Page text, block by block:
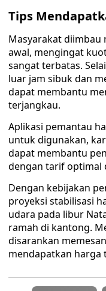
Tips
Masyarakat diimbau
awal, mengingat
sangat terbatas.
luar jam sibuk dan
dapat membantu
terjangkau.
Aplikasi pemantau
untuk digunakan,
dapat membantu
dengan tarif optimal
Dengan kebijakan
proyeksi stabilisasi
udara pada libur
ramah di kantong.
disarankan
mendapatkan harga